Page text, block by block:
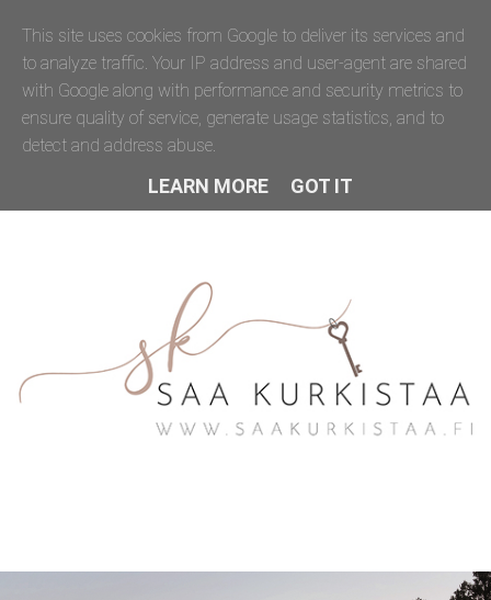
This site uses cookies from Google to deliver its services and
to analyze traffic. Your IP address and user-agent are shared
with Google along with performance and security metrics to
ensure quality of service, generate usage statistics, and to
detect and address abuse.
LEARN MORE GOT IT